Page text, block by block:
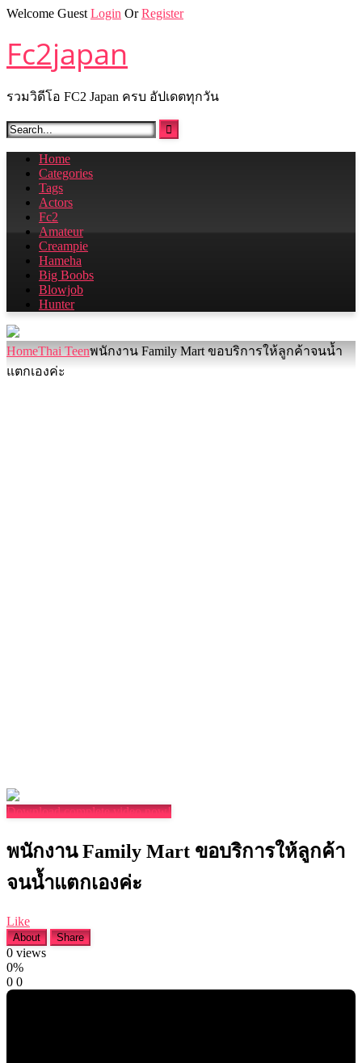
Skip
content
Welcome Guest Login Or Register
Fc2japan
รวมวิดีโอ FC2 Japan ครบ อัปเดตทุกวัน
Home
Categories
Tags
Actors
Fc2
Amateur
Creampie
Hameha
Big Boobs
Blowjob
Hunter
HomeThai Teenพนักงาน Family Mart ขอบริการให้ลูกค้าจนน้ำ
แตกเองค่ะ
Download complete video now!
พนักงาน Family Mart ขอบริการให้ลูกค้า
จนน้ำแตกเองค่ะ
Like
About Share
0 views
0%
0 0